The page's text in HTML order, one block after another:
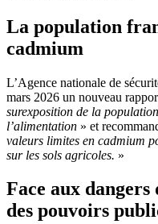
La population
cadmium
L’Agence nationale de
mars 2026 un nouveau
surexposition de la
l’alimentation » et
valeurs limites en cadmium
sur les sols agricoles. »
Face aux
des pouvoirs